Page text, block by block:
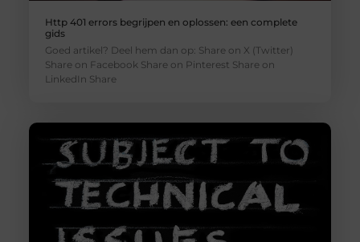
Http 401 errors begrijpen en oplossen: een complete
gids
Goed artikel? Deel hem dan op: Share on X (Twitter)
Share on Facebook Share on Pinterest Share on
LinkedIn Share